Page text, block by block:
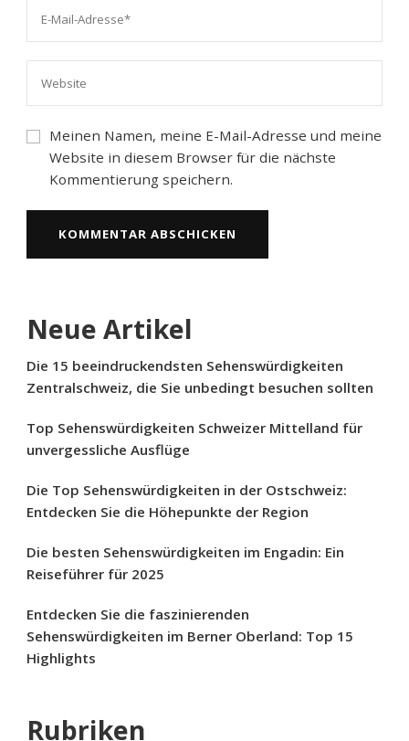
Meinen Namen, meine E-Mail-Adresse und meine
Website in diesem Browser für die nächste
Kommentierung speichern.
Neue Artikel
Die 15 beeindruckendsten Sehenswürdigkeiten
Zentralschweiz, die Sie unbedingt besuchen sollten
Top Sehenswürdigkeiten Schweizer Mittelland für
unvergessliche Ausflüge
Die Top Sehenswürdigkeiten in der Ostschweiz:
Entdecken Sie die Höhepunkte der Region
Die besten Sehenswürdigkeiten im Engadin: Ein
Reiseführer für 2025
Entdecken Sie die faszinierenden
Sehenswürdigkeiten im Berner Oberland: Top 15
Highlights
Rubriken